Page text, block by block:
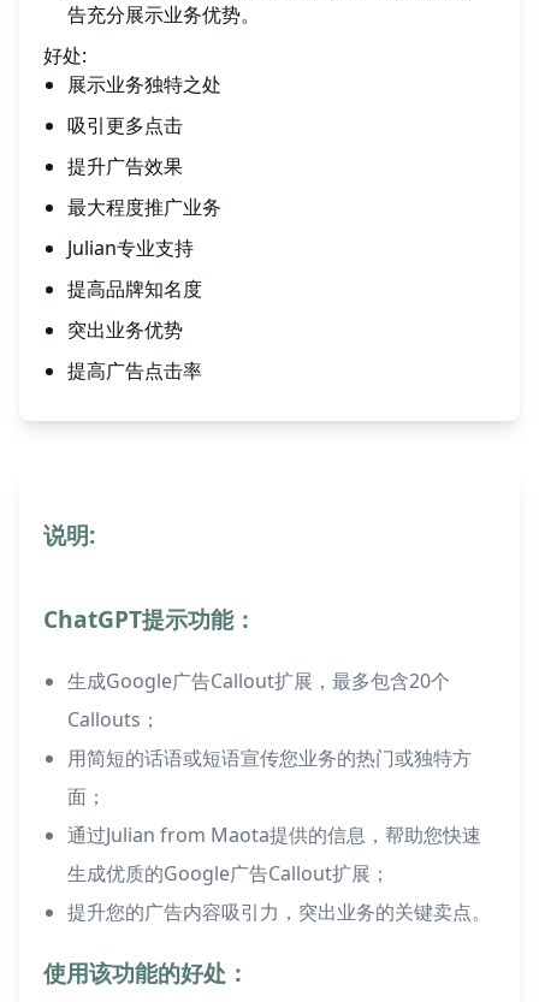
告充分展示业务优势。
好处:
展示业务独特之处
吸引更多点击
提升广告效果
最大程度推广业务
Julian专业支持
提高品牌知名度
突出业务优势
提高广告点击率
说明:
ChatGPT提示功能：
生成Google广告Callout扩展，最多包含20个
Callouts；
用简短的话语或短语宣传您业务的热门或独特方
面；
通过Julian from Maota提供的信息，帮助您快速
生成优质的Google广告Callout扩展；
提升您的广告内容吸引力，突出业务的关键卖点。
使用该功能的好处：